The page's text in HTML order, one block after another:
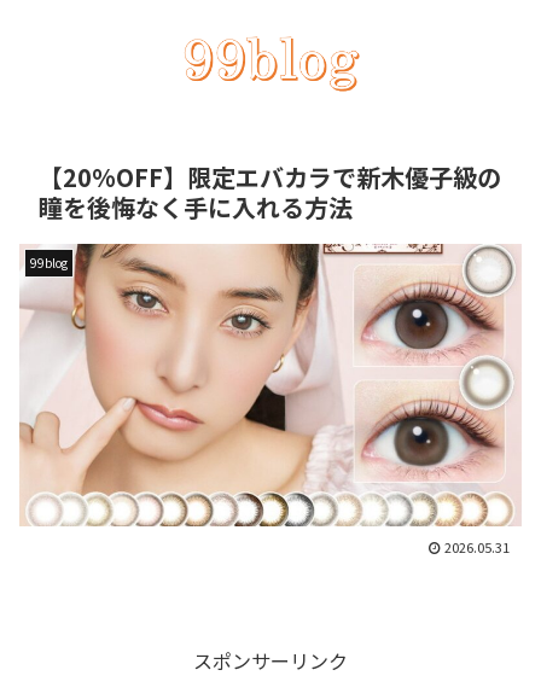
【20%OFF】限定エバカラで新木優子級の
瞳を後悔なく手に入れる方法
99blog
2026.05.31
スポンサーリンク